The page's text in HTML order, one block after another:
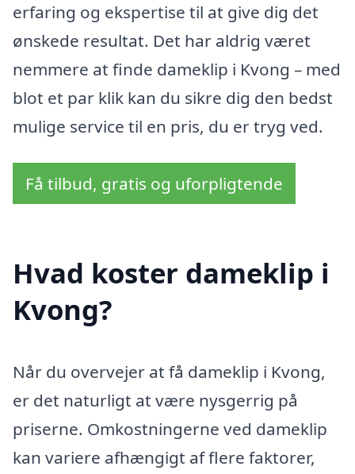
erfaring og ekspertise til at give dig det
ønskede resultat. Det har aldrig været
nemmere at finde dameklip i Kvong – med
blot et par klik kan du sikre dig den bedst
mulige service til en pris, du er tryg ved.
Få tilbud, gratis og uforpligtende
Hvad koster dameklip i
Kvong?
Når du overvejer at få dameklip i Kvong,
er det naturligt at være nysgerrig på
priserne. Omkostningerne ved dameklip
kan variere afhængigt af flere faktorer,